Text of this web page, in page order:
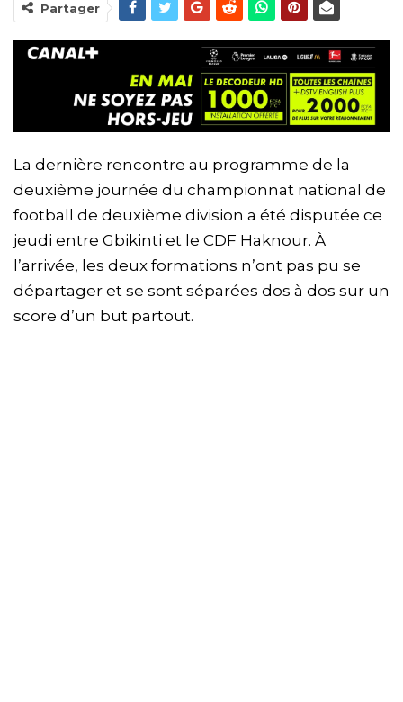
Partager
La dernière rencontre au programme de la
deuxième journée du championnat national de
football de deuxième division a été disputée ce
jeudi entre Gbikinti et le CDF Haknour. À
l’arrivée, les deux formations n’ont pas pu se
départager et se sont séparées dos à dos sur un
score d’un but partout.